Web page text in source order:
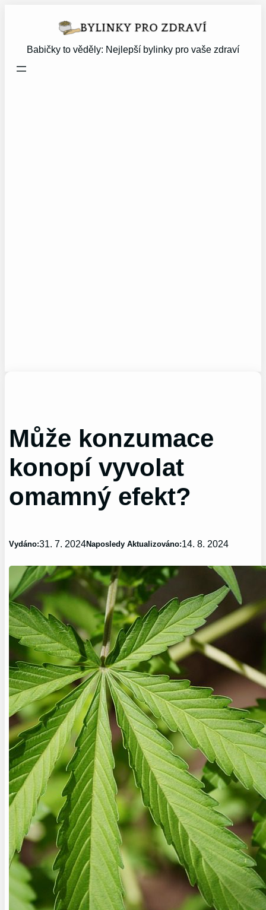
Babičky to věděly: Nejlepší bylinky pro vaše zdraví
Může konzumace
konopí vyvolat
omamný efekt?
Vydáno:31. 7. 2024Naposledy Aktualizováno:14. 8. 2024